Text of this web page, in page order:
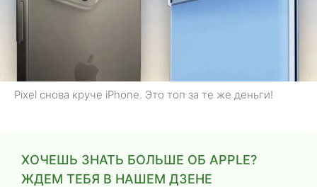
Pixel снова круче iPhone. Это топ за те же деньги!
ХОЧЕШЬ ЗНАТЬ БОЛЬШЕ ОБ APPLE?
ЖДЕМ ТЕБЯ В НАШЕМ ДЗЕНЕ